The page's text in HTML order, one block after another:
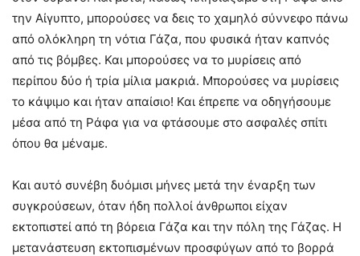
την Αίγυπτο, μπορούσες να δεις το χαμηλό σύννεφο πάνω
από ολόκληρη τη νότια Γάζα, που φυσικά ήταν καπνός
από τις βόμβες. Και μπορούσες να το μυρίσεις από
περίπου δύο ή τρία μίλια μακριά. Μπορούσες να μυρίσεις
το κάψιμο και ήταν απαίσιο! Και έπρεπε να οδηγήσουμε
μέσα από τη Ράφα για να φτάσουμε στο ασφαλές σπίτι
όπου θα μέναμε.
Και αυτό συνέβη δυόμισι μήνες μετά την έναρξη των
συγκρούσεων, όταν ήδη πολλοί άνθρωποι είχαν
εκτοπιστεί από τη βόρεια Γάζα και την πόλη της Γάζας. Η
μετανάστευση εκτοπισμένων προσφύγων από το βορρά